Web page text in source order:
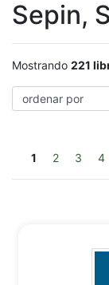
Sepin,
Mostrando 221
1 2 3 4